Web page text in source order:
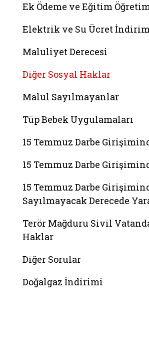
Ek Ödeme ve Eğitim
Elektrik ve Su Ücret
Maluliyet Derecesi
Diğer Sosyal Haklar
Malul Sayılmayanlar
Tüp Bebek Uygulamaları
15 Temmuz Darbe
15 Temmuz Darbe
15 Temmuz Darbe
Sayılmayacak Derecede
Terör Mağduru Sivil
Haklar
Diğer Sorular
Doğalgaz İndirimi